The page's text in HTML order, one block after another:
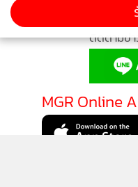
เสี่ยงที่กระสุนจะกระแทกบริ
เกิดความปลอดภัยสูงขึ้น
ทดลองนี้แสดงให้เห็นว่ากา
ระหว่างปฏิบัติหน้าที่ โดยแ
ตอบโต้กับคนร้าย หากเจ้า
ป้องกันกระสุนไม่ให้ทะลุ ล
ติดตามข่า
MGR Online